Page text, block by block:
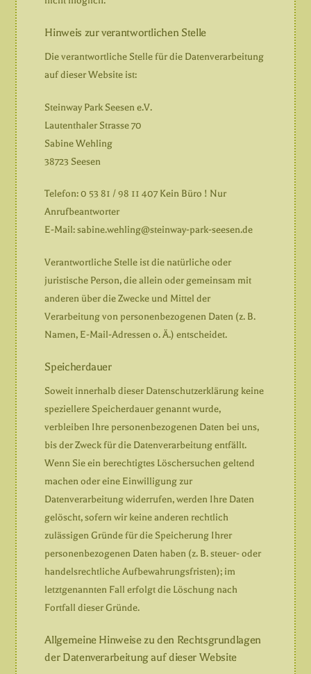
Hinweis zur verantwortlichen Stelle
Die verantwortliche Stelle für die Datenverarbeitung
auf dieser Website ist:
Steinway Park Seesen e.V.
Lautenthaler Strasse 70
Sabine Wehling
38723 Seesen
Telefon: 0 53 81 / 98 11 407 Kein Büro ! Nur
Anrufbeantworter
E-Mail: sabine.wehling@steinway-park-seesen.de
Verantwortliche Stelle ist die natürliche oder
juristische Person, die allein oder gemeinsam mit
anderen über die Zwecke und Mittel der
Verarbeitung von personenbezogenen Daten (z. B.
Namen, E-Mail-Adressen o. Ä.) entscheidet.
Speicherdauer
Soweit innerhalb dieser Datenschutzerklärung keine
speziellere Speicherdauer genannt wurde,
verbleiben Ihre personenbezogenen Daten bei uns,
bis der Zweck für die Datenverarbeitung entfällt.
Wenn Sie ein berechtigtes Löschersuchen geltend
machen oder eine Einwilligung zur
Datenverarbeitung widerrufen, werden Ihre Daten
gelöscht, sofern wir keine anderen rechtlich
zulässigen Gründe für die Speicherung Ihrer
personenbezogenen Daten haben (z. B. steuer- oder
handelsrechtliche Aufbewahrungsfristen); im
letztgenannten Fall erfolgt die Löschung nach
Fortfall dieser Gründe.
Allgemeine Hinweise zu den Rechtsgrundlagen
der Datenverarbeitung auf dieser Website